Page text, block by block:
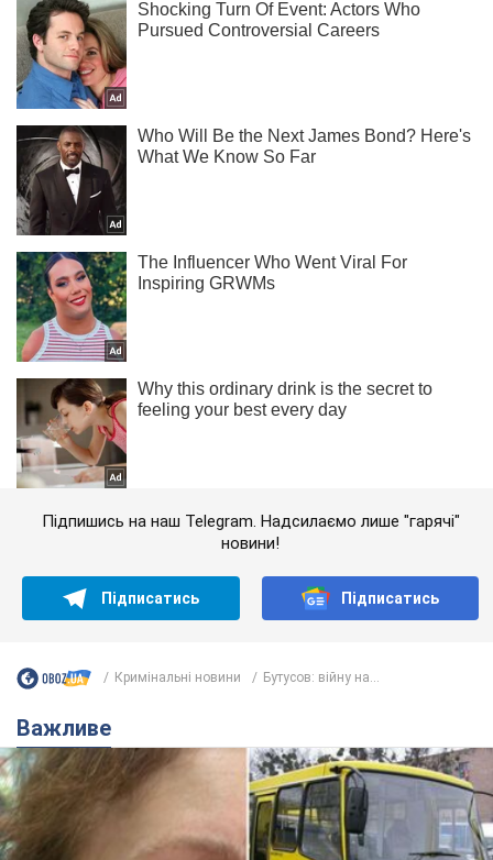
Підпишись на наш Telegram. Надсилаємо лише "гарячі"
новини!
Підписатись Підписатись
Кримінальні новини Бутусов: війну на...
Важливе